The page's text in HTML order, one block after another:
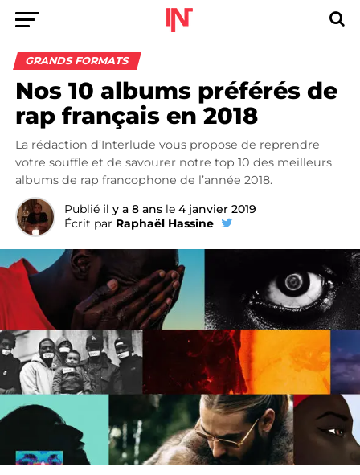
GRANDS FORMATS
Nos 10 albums préférés de
rap français en 2018
La rédaction d’Interlude vous propose de reprendre
votre souffle et de savourer notre top 10 des meilleurs
albums de rap francophone de l’année 2018.
Publié il y a 8 ans le 4 janvier 2019
Écrit par Raphaël Hassine